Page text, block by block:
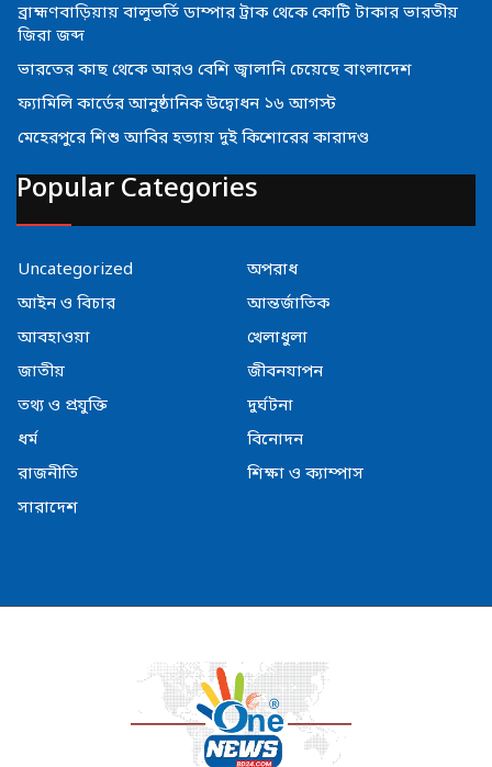
ব্রাহ্মণবাড়িয়ায় বালুভর্তি ডাম্পার ট্রাক থেকে কোটি টাকার ভারতীয়
জিরা জব্দ
ভারতের কাছ থেকে আরও বেশি জ্বালানি চেয়েছে বাংলাদেশ
ফ্যামিলি কার্ডের আনুষ্ঠানিক উদ্বোধন ১৬ আগস্ট
মেহেরপুরে শিশু আবির হত্যায় দুই কিশোরের কারাদণ্ড
Popular Categories
Uncategorized
অপরাধ
আইন ও বিচার
আন্তর্জাতিক
আবহাওয়া
খেলাধুলা
জাতীয়
জীবনযাপন
তথ্য ও প্রযুক্তি
দুর্ঘটনা
ধর্ম
বিনোদন
রাজনীতি
শিক্ষা ও ক্যাম্পাস
সারাদেশ